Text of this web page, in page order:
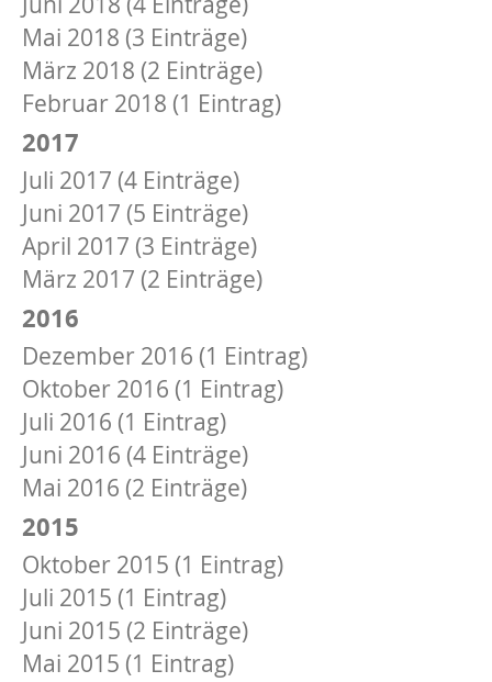
Mai 2018 (3 Einträge)
März 2018 (2 Einträge)
Februar 2018 (1 Eintrag)
2017
Juli 2017 (4 Einträge)
Juni 2017 (5 Einträge)
April 2017 (3 Einträge)
März 2017 (2 Einträge)
2016
Dezember 2016 (1 Eintrag)
Oktober 2016 (1 Eintrag)
Juli 2016 (1 Eintrag)
Juni 2016 (4 Einträge)
Mai 2016 (2 Einträge)
2015
Oktober 2015 (1 Eintrag)
Juli 2015 (1 Eintrag)
Juni 2015 (2 Einträge)
Mai 2015 (1 Eintrag)